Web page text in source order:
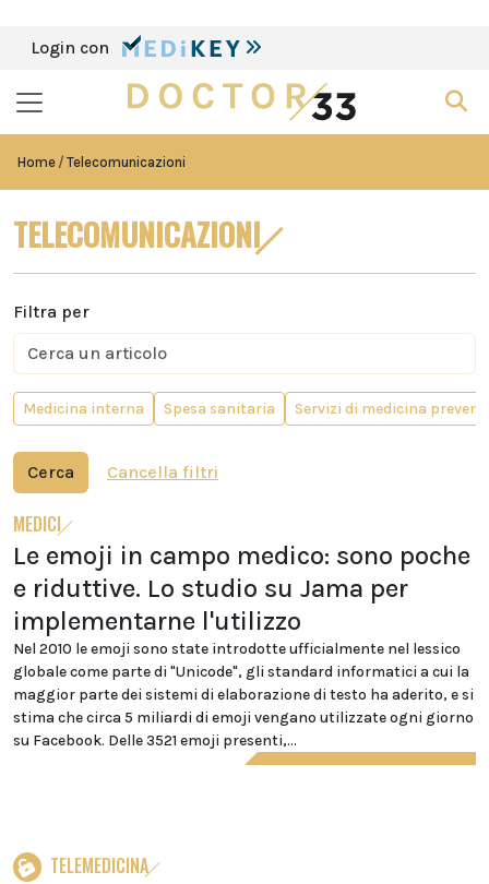
Login con
Home Telecomunicazioni
TELECOMUNICAZIONI
Filtra per
Medicina interna Spesa sanitaria Servizi di medicina
Cerca Cancella filtri
MEDICI
Le emoji in campo medico: sono poche
e riduttive. Lo studio su Jama per
implementarne l'utilizzo
Nel 2010 le emoji sono state introdotte ufficialmente nel lessico
globale come parte di "Unicode", gli standard informatici a cui la
maggior parte dei sistemi di elaborazione di testo ha aderito, e si
stima che circa 5 miliardi di emoji vengano utilizzate ogni giorno
su Facebook. Delle 3521 emoji presenti,...
TELEMEDICINA